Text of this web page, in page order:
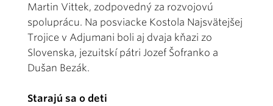
Martin Vittek, zodpovedný za rozvojovú
spoluprácu. Na posviacke Kostola Najsvätejšej
Trojice v Adjumani boli aj dvaja kňazi zo
Slovenska, jezuitskí pátri Jozef Šofranko a
Dušan Bezák.
Starajú sa o deti